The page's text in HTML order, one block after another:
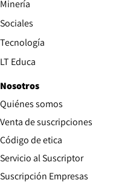
Minería
Sociales
Tecnología
LT Educa
Nosotros
Quiénes somos
Venta de suscripciones
Código de etica Opens in
Servicio al Suscriptor
Suscripción Empresas